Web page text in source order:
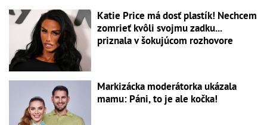
Katie Price má dosť plastík! Nechcem
zomrieť kvôli svojmu zadku...
priznala v šokujúcom rozhovore
Markizácka moderátorka ukázala
mamu: Páni, to je ale kočka!